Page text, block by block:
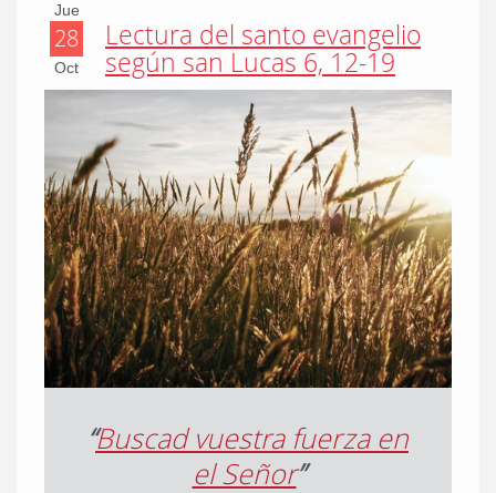
Jue
28
Oct
Lectura del santo evangelio
según san Lucas 6, 12-19
“Buscad vuestra fuerza en
el Señor”